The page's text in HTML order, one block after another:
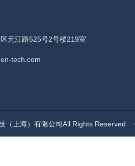
元江路525号2号楼219室
tech.com
（上海）有限公司All Rights Reserved